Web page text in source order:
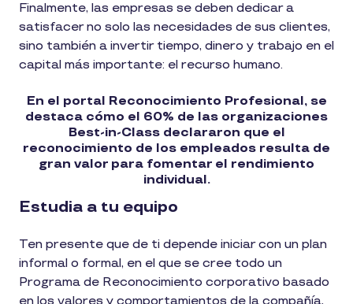
Finalmente, las empresas se deben dedicar a
satisfacer no solo las necesidades de sus clientes,
sino también a invertir tiempo, dinero y trabajo en el
capital más importante: el recurso humano.
En el portal Reconocimiento Profesional, se
destaca cómo el 60% de las organizaciones
Best-in-Class declararon que el
reconocimiento de los empleados resulta de
gran valor para fomentar el rendimiento
individual.
Estudia a tu equipo
Ten presente que de ti depende iniciar con un plan
informal o formal, en el que se cree todo un
Programa de Reconocimiento corporativo basado